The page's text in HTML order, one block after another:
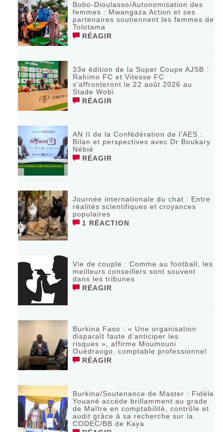
Bobo-Dioulasso/Autonomisation des
femmes : Mwangaza Action et ses
partenaires soutiennent les femmes de
Tolotama
RÉAGIR
33e édition de la Super Coupe AJSB :
Rahimo FC et Vitesse FC
s’affronteront le 22 août 2026 au
Stade Wobi
RÉAGIR
AN II de la Confédération de l’AES :
Bilan et perspectives avec Dr Boukary
Nébié
RÉAGIR
Journée internationale du chat : Entre
réalités scientifiques et croyances
populaires
1 RÉACTION
Vie de couple : Comme au football, les
meilleurs conseillers sont souvent
dans les tribunes
RÉAGIR
Burkina Faso : « Une organisation
disparaît faute d’anticiper les
risques », affirme Moumouni
Ouédraogo, comptable professionnel
RÉAGIR
Burkina/Soutenance de Master : Fidèle
Youané accède brillamment au grade
de Maître en comptabilité, contrôle et
audit grâce à sa recherche sur la
CODEC/BB de Kaya